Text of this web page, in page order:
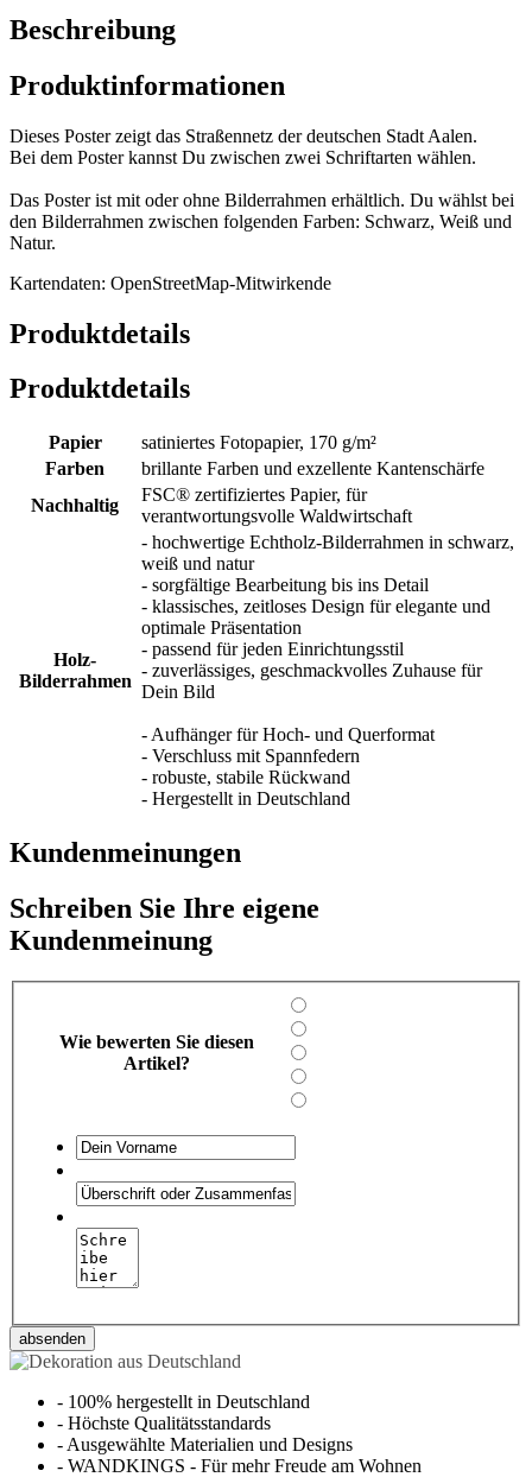
Beschreibung
Produktinformationen
Dieses Poster zeigt das Straßennetz der deutschen Stadt Aalen.
Bei dem Poster kannst Du zwischen zwei Schriftarten wählen.
Das Poster ist mit oder ohne Bilderrahmen erhältlich. Du wählst bei
den Bilderrahmen zwischen folgenden Farben: Schwarz, Weiß und
Natur.
Kartendaten: OpenStreetMap-Mitwirkende
Produktdetails
Produktdetails
Papier
satiniertes Fotopapier, 170 g/m²
Farben
brillante Farben und exzellente Kantenschärfe
Nachhaltig
FSC® zertifiziertes Papier, für
verantwortungsvolle Waldwirtschaft
Holz-
Bilderrahmen
- hochwertige Echtholz-Bilderrahmen in schwarz,
weiß und natur
- sorgfältige Bearbeitung bis ins Detail
- klassisches, zeitloses Design für elegante und
optimale Präsentation
- passend für jeden Einrichtungsstil
- zuverlässiges, geschmackvolles Zuhause für
Dein Bild
- Aufhänger für Hoch- und Querformat
- Verschluss mit Spannfedern
- robuste, stabile Rückwand
- Hergestellt in Deutschland
Kundenmeinungen
Schreiben Sie Ihre eigene
Kundenmeinung
Wie bewerten Sie diesen
Artikel?
absenden
- 100% hergestellt in Deutschland
- Höchste Qualitätsstandards
- Ausgewählte Materialien und Designs
- WANDKINGS - Für mehr Freude am Wohnen